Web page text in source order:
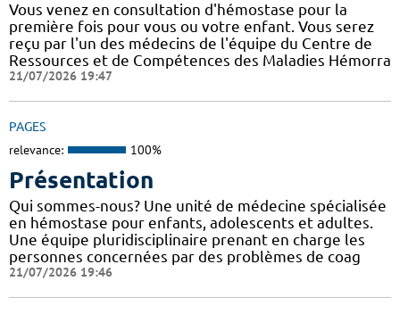
Vous venez en consultation d'hémostase pour la
première fois pour vous ou votre enfant. Vous serez
reçu par l'un des médecins de l'équipe du Centre de
Ressources et de Compétences des Maladies Hémorra
21/07/2026 19:47
PAGES
relevance: 100%
Présentation
Qui sommes-nous? Une unité de médecine spécialisée
en hémostase pour enfants, adolescents et adultes.
Une équipe pluridisciplinaire prenant en charge les
personnes concernées par des problèmes de coag
21/07/2026 19:46